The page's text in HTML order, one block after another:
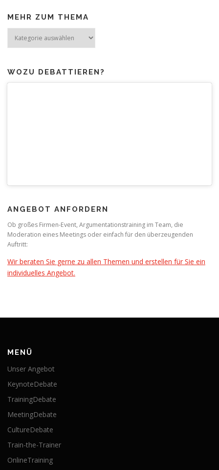
MEHR ZUM THEMA
zum
WOZU DEBATTIEREN?
ANGEBOT ANFORDERN
Ob großes Firmen-Event, Argumentationstraining im Team, die
Moderation eines Meetings oder einfach für den überzeugenden
Auftritt:
Wir beraten Sie gerne zu allen Themen und erstellen für Sie ein
individuelles Angebot.
MENÜ
Unser Angebot
KeynoteDebate
TrainingDebate
MeetingDebate
CultureDebate
Train-the-Trainer
OnlineTraining